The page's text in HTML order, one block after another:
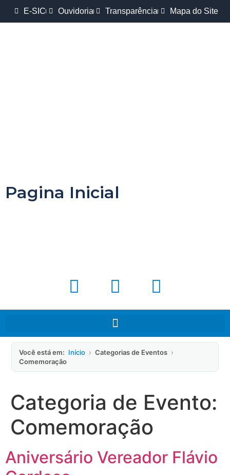
E-SIC Ouvidoria Transparência Mapa do Site
Pagina Inicial
Você está em: Início › Categorias de Eventos ›
Comemoração
Categoria de Evento:
Comemoração
Aniversário Vereador Flávio